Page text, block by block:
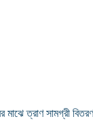
মাঝে ত্রাণ সামগ্রী বিতরণ